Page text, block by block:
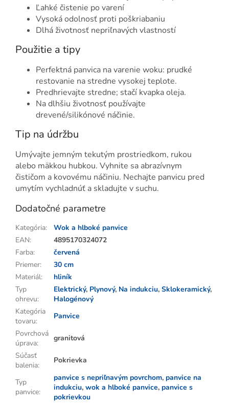
Ľahké čistenie po varení
Vysoká odolnosť proti poškriabaniu
Dlhá životnosť nepriľnavých vlastností
Použitie a tipy
Perfektná panvica na varenie woku: prudké
restovanie na stredne vysokej teplote.
Predhrievajte stredne; stačí kvapka oleja.
Na dlhšiu životnosť používajte
drevené/silikónové náčinie.
Tip na údržbu
Umývajte jemným tekutým prostriedkom, rukou
alebo mäkkou hubkou. Vyhnite sa abrazívnym
čističom a kovovému náčiniu. Nechajte panvicu pred
umytím vychladnúť a skladujte v suchu.
Dodatočné parametre
Kategória:
Wok a hlboké panvice
EAN:
4895170324072
Farba:
červená
Priemer:
30 cm
Materiál:
hliník
Typ
ohrevu:
Elektrický, Plynový, Na indukciu, Sklokeramický,
Halogénový
Kategória
tovaru:
Panvice
Povrchová
úprava:
granitová
Súčasť
balenia:
Pokrievka
Typ
panvice:
panvice s nepriľnavým povrchom, panvice na
indukciu, wok a hlboké panvice, panvice s
pokrievkou